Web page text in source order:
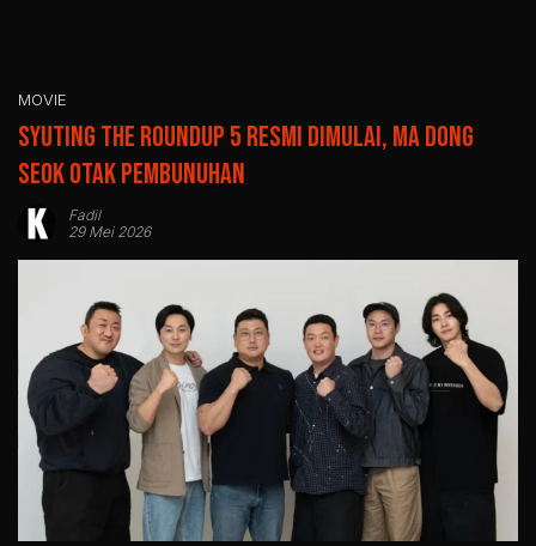
MOVIE
Syuting The Roundup 5 Resmi Dimulai, Ma Dong
Seok Otak Pembunuhan
Fadil
29 Mei 2026